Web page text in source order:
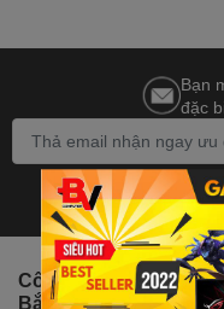
Bạn
đặc
Công Ty TNHH Đầu
Bắc Việt